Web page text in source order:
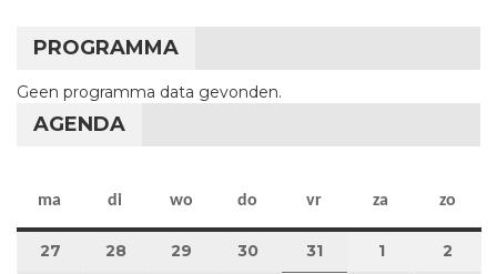
PROGRAMMA
Geen programma data gevonden.
AGENDA
ma maandag
di dinsdag
wo woensdag
do donderdag
vr vrijdag
za zaterdag
zo
27 27 juli 2026
28 28 juli 2026
29 29 juli 2026
30 30 juli 2026
31 31 juli 2026
11 augustus
2